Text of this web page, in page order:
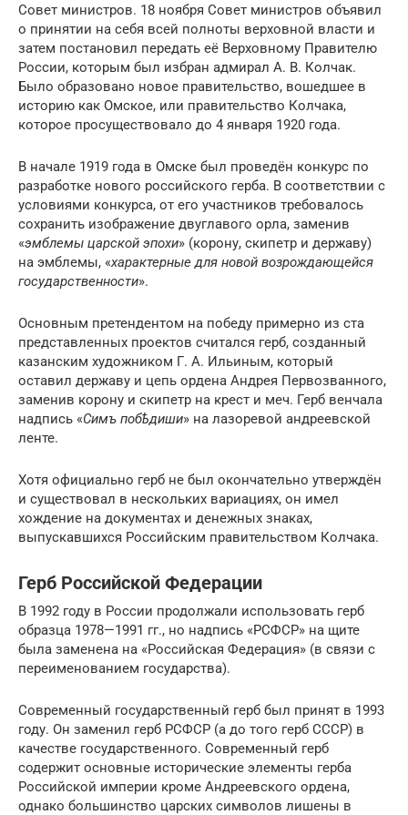
Совет министров. 18 ноября Совет министров объявил
о принятии на себя всей полноты верховной власти и
затем постановил передать её Верховному Правителю
России, которым был избран адмирал А. В. Колчак.
Было образовано новое правительство, вошедшее в
историю как Омское, или правительство Колчака,
которое просуществовало до 4 января 1920 года.
В начале 1919 года в Омске был проведён конкурс по
разработке нового российского герба. В соответствии с
условиями конкурса, от его участников требовалось
сохранить изображение двуглавого орла, заменив
«эмблемы царской эпохи» (корону, скипетр и державу)
на эмблемы, «характерные для новой возрождающейся
государственности».
Основным претендентом на победу примерно из ста
представленных проектов считался герб, созданный
казанским художником Г. А. Ильиным, который
оставил державу и цепь ордена Андрея Первозванного,
заменив корону и скипетр на крест и меч. Герб венчала
надпись «Симъ побѣдиши» на лазоревой андреевской
ленте.
Хотя официально герб не был окончательно утверждён
и существовал в нескольких вариациях, он имел
хождение на документах и денежных знаках,
выпускавшихся Российским правительством Колчака.
Герб Российской Федерации
В 1992 году в России продолжали использовать герб
образца 1978—1991 гг., но надпись «РСФСР» на щите
была заменена на «Российская Федерация» (в связи с
переименованием государства).
Современный государственный герб был принят в 1993
году. Он заменил герб РСФСР (а до того герб СССР) в
качестве государственного. Современный герб
содержит основные исторические элементы герба
Российской империи кроме Андреевского ордена,
однако большинство царских символов лишены в